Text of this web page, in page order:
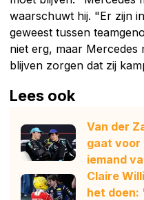
waarschuwt hij. "Er zijn
geweest tussen
niet erg, maar Mercedes
blijven zorgen dat zij
Lees ook
Van der
gaat voor
iemand
Claire
het doen: